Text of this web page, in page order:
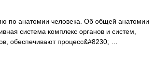
по анатомии человека. Об общей анатомии
система комплекс органов и систем,
обеспечивают процесс&#8230; …